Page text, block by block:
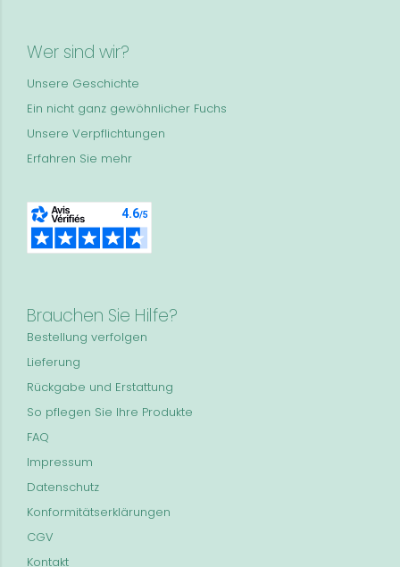
Wer sind wir?
Unsere Geschichte
Ein nicht ganz gewöhnlicher Fuchs
Unsere Verpflichtungen
Erfahren Sie mehr
Brauchen Sie Hilfe?
Bestellung verfolgen
Lieferung
Rückgabe und Erstattung
So pflegen Sie Ihre Produkte
FAQ
Impressum
Datenschutz
Konformitätserklärungen
CGV
Kontakt